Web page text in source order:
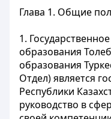
Глава 1. Общие
1.
образования
образования
Отдел) является
Республики
руководство в